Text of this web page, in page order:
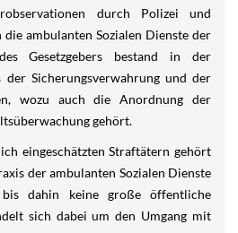
durch Polizei und
ambulanten Sozialen Dienste der
Gesetzgebers bestand in der
der Sicherungsverwahrung und der
wozu auch die Anordnung der
gehört.
eingeschätzten Straftätern gehört
der ambulanten Sozialen Dienste
dahin keine große öffentliche
sich dabei um den Umgang mit